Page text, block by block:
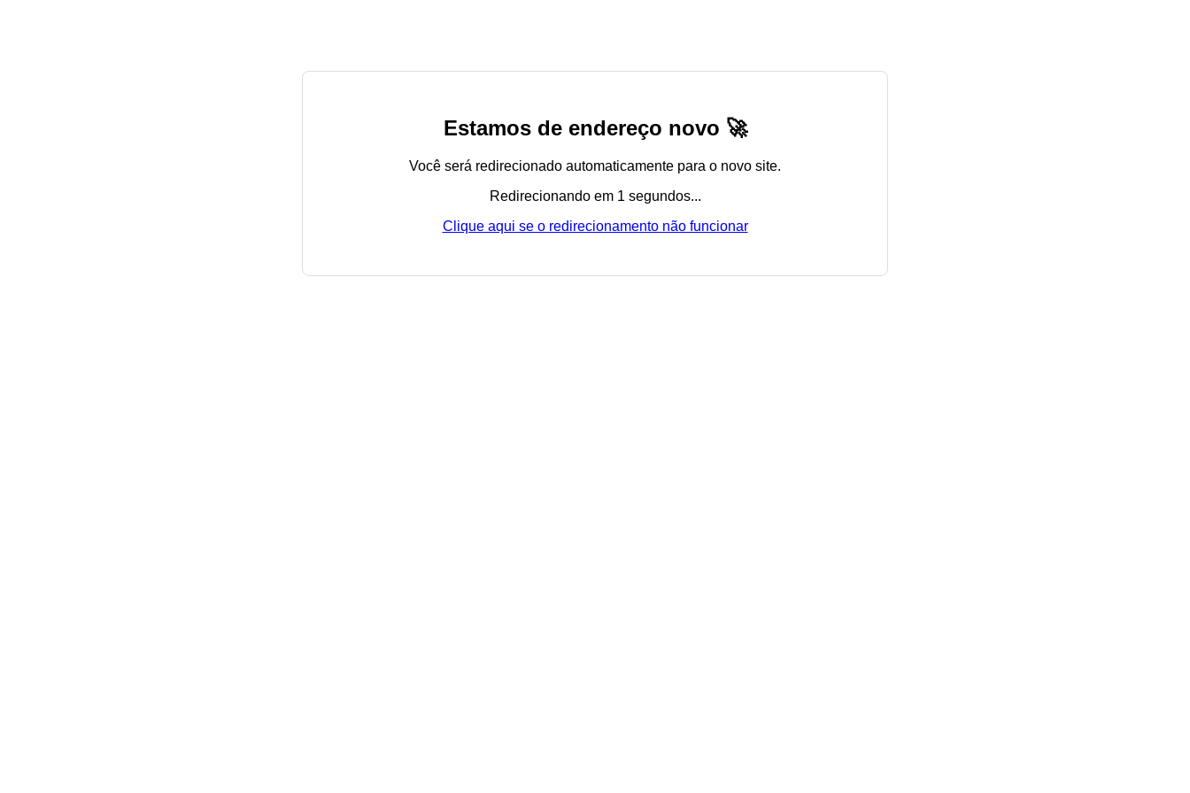
Estamos de endereço novo 🚀
Você será redirecionado automaticamente para o novo site.
Redirecionando em 1 segundos...
Clique aqui se o redirecionamento não funcionar